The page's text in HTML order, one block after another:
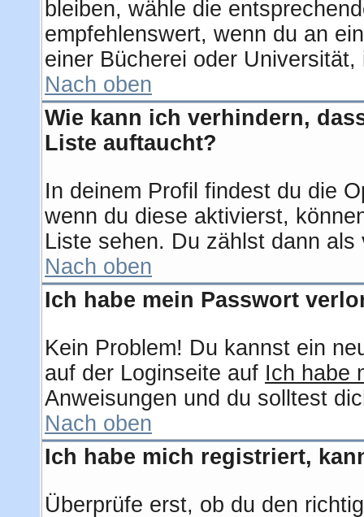
bleiben, wähle die
empfehlenswert, wenn du an
einer Bücherei oder
Nach oben
Wie kann ich verhindern,
Liste auftaucht?
In deinem Profil findest du die
wenn du diese aktivierst,
Liste sehen. Du zählst dann
Nach oben
Ich habe mein Passwort
Kein Problem! Du kannst ein
auf der Loginseite auf Ich habe
Anweisungen und du solltest
Nach oben
Ich habe mich registriert,
Überprüfe erst, ob du den